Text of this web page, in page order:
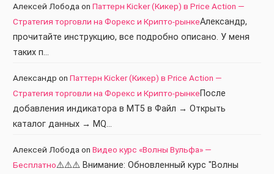
Алексей Лобода on Паттерн Kicker (Кикер) в Price Action —
Стратегия торговли на Форекс и Крипто-рынкеАлександр,
прочитайте инструкцию, все подробно описано. У меня
таких п…
Александр on Паттерн Kicker (Кикер) в Price Action —
Стратегия торговли на Форекс и Крипто-рынкеПосле
добавления индикатора в МТ5 в Файл → Открыть
каталог данных → MQ…
Алексей Лобода on Видео курс «Волны Вульфа» —
Бесплатно⚠️⚠️⚠️ Внимание: Обновленный курс "Волны